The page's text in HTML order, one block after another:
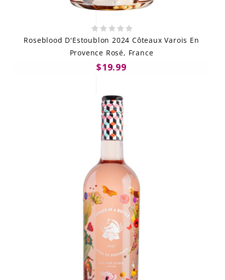
Roseblood D'Estoublon 2024 Côteaux Varois En
Provence Rosé, France
$19.99